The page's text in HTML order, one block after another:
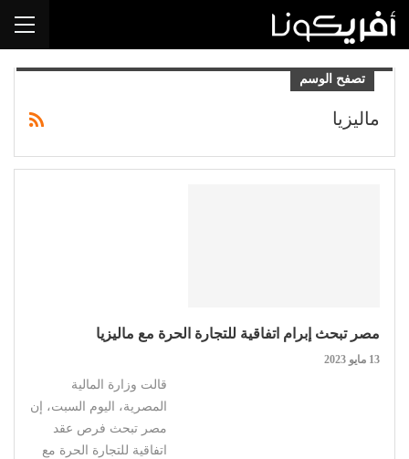
تصفح الوسم
ماليزيا
مصر تبحث إبرام اتفاقية للتجارة الحرة مع ماليزيا
13 مايو 2023
قالت وزارة المالية
المصرية، اليوم السبت، إن
مصر تبحث فرص عقد
اتفاقية للتجارة الحرة مع